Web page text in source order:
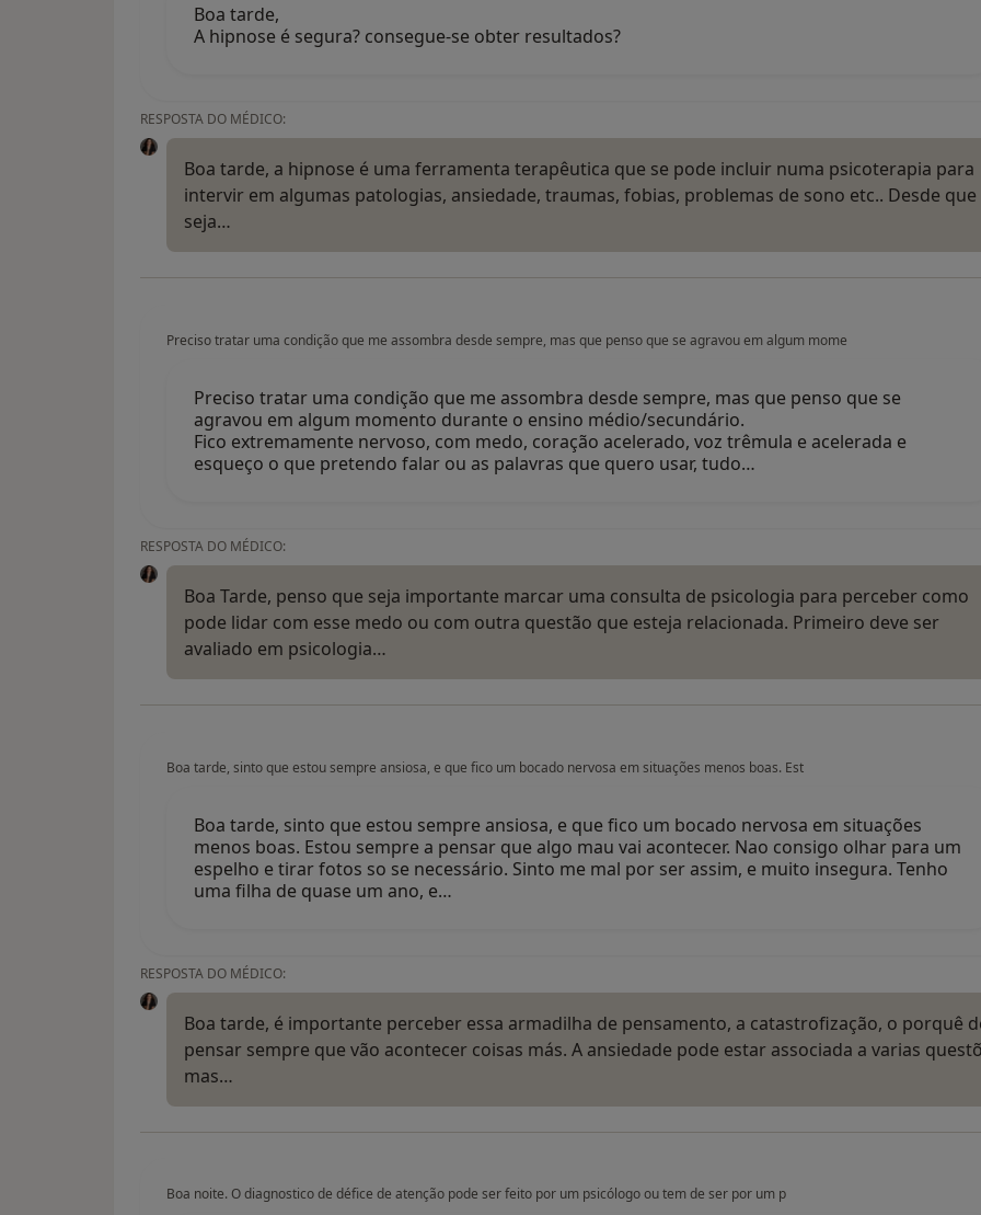
Boa tarde,
A hipnose é segura? consegue-se obter resultados?
RESPOSTA DO MÉDICO:
Boa tarde, a hipnose é uma ferramenta terapêutica que se pode incluir numa psicoterapia para
intervir em algumas patologias, ansiedade, traumas, fobias, problemas de sono etc.. Desde que
seja…
Preciso tratar uma condição que me assombra desde sempre, mas que penso que se agravou em algum mome
Preciso tratar uma condição que me assombra desde sempre, mas que penso que se
agravou em algum momento durante o ensino médio/secundário.
Fico extremamente nervoso, com medo, coração acelerado, voz trêmula e acelerada e
esqueço o que pretendo falar ou as palavras que quero usar, tudo…
RESPOSTA DO MÉDICO:
Boa Tarde, penso que seja importante marcar uma consulta de psicologia para perceber como
pode lidar com esse medo ou com outra questão que esteja relacionada. Primeiro deve ser
avaliado em psicologia…
Boa tarde, sinto que estou sempre ansiosa, e que fico um bocado nervosa em situações menos boas. Est
Boa tarde, sinto que estou sempre ansiosa, e que fico um bocado nervosa em situações
menos boas. Estou sempre a pensar que algo mau vai acontecer. Nao consigo olhar para um
espelho e tirar fotos so se necessário. Sinto me mal por ser assim, e muito insegura. Tenho
uma filha de quase um ano, e…
RESPOSTA DO MÉDICO:
Boa tarde, é importante perceber essa armadilha de pensamento, a catastrofização, o porquê
pensar sempre que vão acontecer coisas más. A ansiedade pode estar associada a varias
mas…
Boa noite. O diagnostico de défice de atenção pode ser feito por um psicólogo ou tem de ser por um p